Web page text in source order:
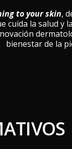
to your skin,
cuida la salud y
bienestar de la